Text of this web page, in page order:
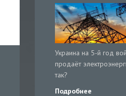
Украина на 5-й год
продаёт
так?
Подробнее